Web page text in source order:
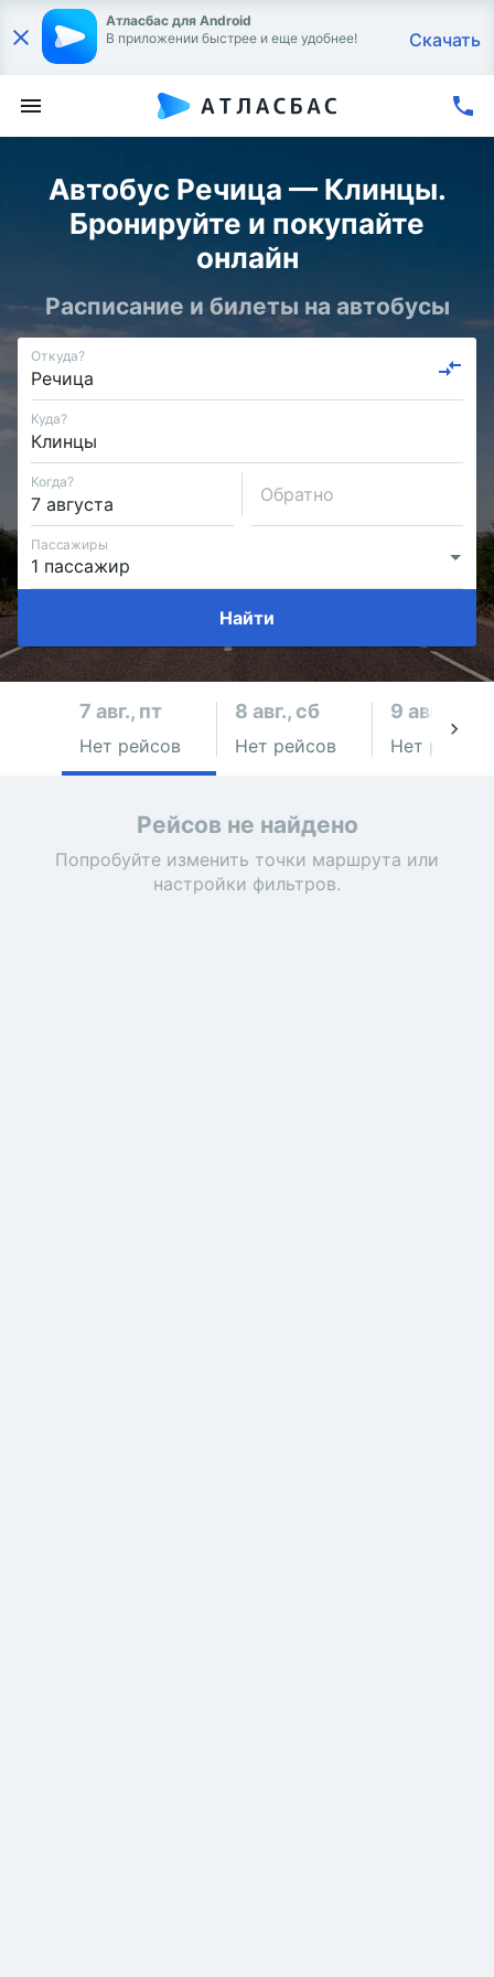
Атласбас для Android
В приложении быстрее и еще удобнее!
Скачать
Автобус Речица — Клинцы.
Бронируйте и покупайте
онлайн
Расписание и билеты на автобусы
Откуда?
Куда?
Когда?
Обратно
Пассажиры
Найти
7 авг., пт
Нет рейсов
8 авг., сб
Нет рейсов
9 авг., вс
Нет рейсов
Рейсов не найдено
Попробуйте изменить точки маршрута или
настройки фильтров.